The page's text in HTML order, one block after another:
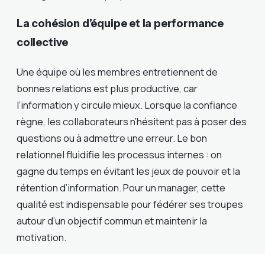
La cohésion d’équipe et la performance
collective
Une équipe où les membres entretiennent de
bonnes relations est plus productive, car
l’information y circule mieux. Lorsque la confiance
règne, les collaborateurs n’hésitent pas à poser des
questions ou à admettre une erreur. Le bon
relationnel fluidifie les processus internes : on
gagne du temps en évitant les jeux de pouvoir et la
rétention d’information. Pour un manager, cette
qualité est indispensable pour fédérer ses troupes
autour d’un objectif commun et maintenir la
motivation.